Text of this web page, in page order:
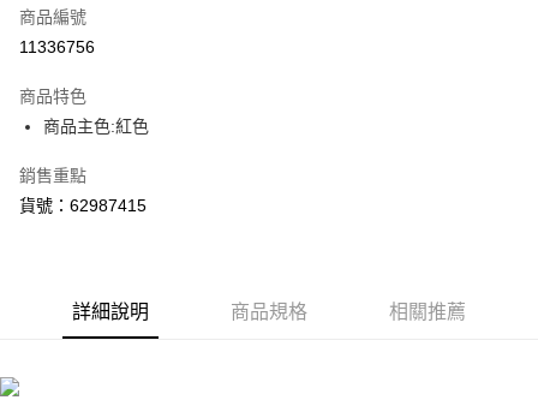
LINE Pay
街口支付
悠遊付
Google Pay
運送方式
商品編號
11336756
商品特色
商品主色:紅色
銷售重點
貨號：62987415
詳細說明 商品規格 相關推薦